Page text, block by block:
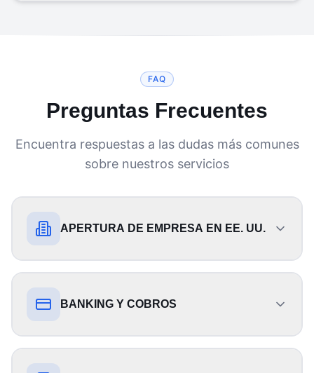
FAQ
Preguntas Frecuentes
Encuentra respuestas a las dudas más comunes
sobre nuestros servicios
APERTURA DE EMPRESA EN EE. UU.
ser residente?
BANKING Y COBROS